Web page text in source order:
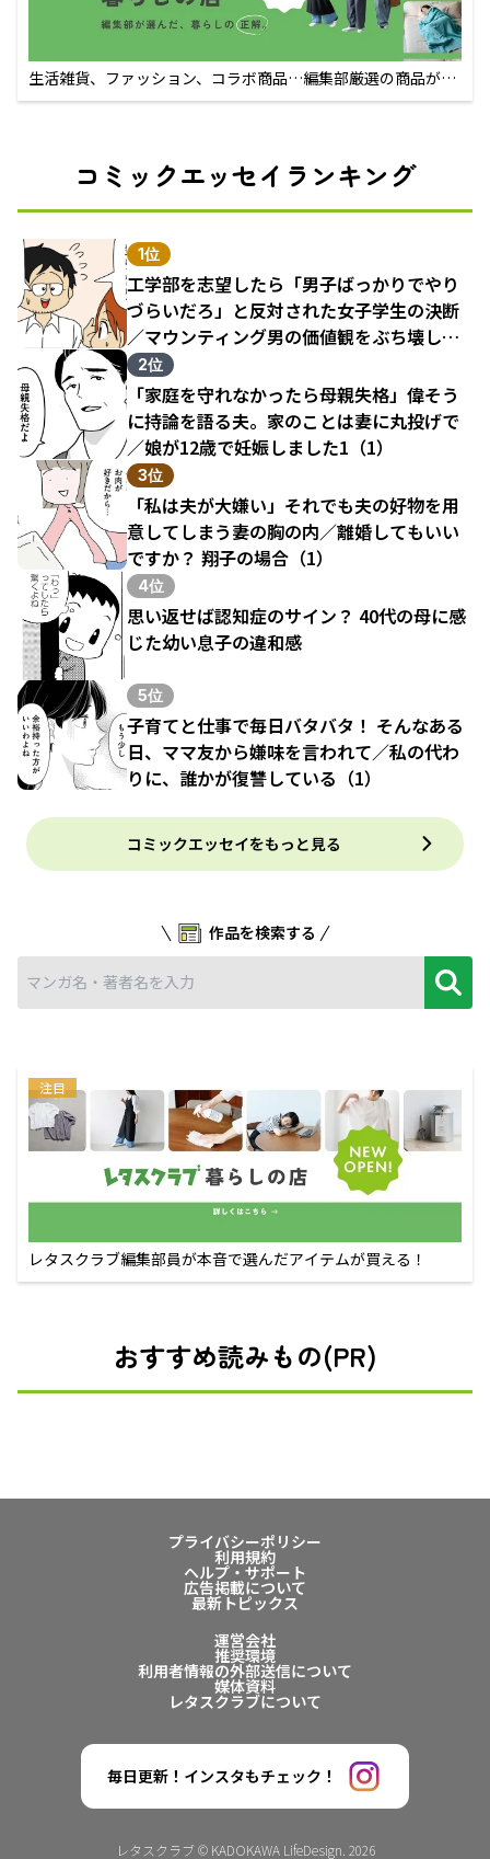
生活雑貨、ファッション、コラボ商品…編集部厳選の商品が買
えるECサイト
コミックエッセイランキング
1位
工学部を志望したら「男子ばっかりでやり
づらいだろ」と反対された女子学生の決断
／マウンティング男の価値観をぶち壊した
結果（1）
2位
「家庭を守れなかったら母親失格」偉そう
に持論を語る夫。家のことは妻に丸投げで
／娘が12歳で妊娠しました1（1）
3位
「私は夫が大嫌い」それでも夫の好物を用
意してしまう妻の胸の内／離婚してもいい
ですか？ 翔子の場合（1）
4位
思い返せば認知症のサイン？ 40代の母に感
じた幼い息子の違和感
5位
子育てと仕事で毎日バタバタ！ そんなある
日、ママ友から嫌味を言われて／私の代わ
りに、誰かが復讐している（1）
コミックエッセイをもっと見る
作品を検索する
注目
レタスクラブ編集部員が本音で選んだアイテムが買える！
おすすめ読みもの(PR)
プライバシーポリシー
利用規約
ヘルプ・サポート
広告掲載について
最新トピックス
運営会社
推奨環境
利用者情報の外部送信について
媒体資料
レタスクラブについて
毎日更新！インスタもチェック！
レタスクラブ © KADOKAWA LifeDesign. 2026